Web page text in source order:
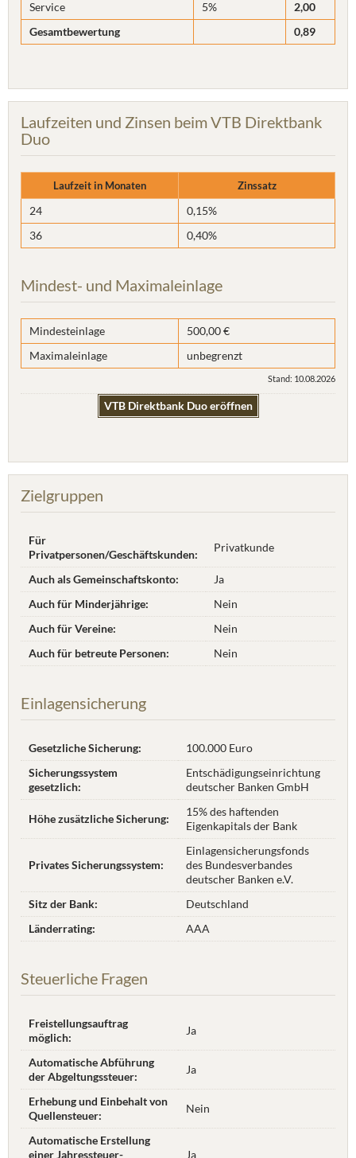
Service
5%
2,00
Gesamtbewertung
0,89
Laufzeiten und Zinsen beim VTB Direktbank
Duo
Laufzeit in Monaten Zinssatz
24
0,15%
36
0,40%
Mindest- und Maximaleinlage
Mindesteinlage
500,00 €
Maximaleinlage
unbegrenzt
Stand: 10.08.2026
VTB Direktbank Duo eröffnen
Zielgruppen
Für
Privatpersonen/Geschäftskunden:
Privatkunde
Auch als Gemeinschaftskonto:
Ja
Auch für Minderjährige:
Nein
Auch für Vereine:
Nein
Auch für betreute Personen:
Nein
Einlagensicherung
Gesetzliche Sicherung:
100.000 Euro
Sicherungssystem
gesetzlich:
Entschädigungseinrichtung
deutscher Banken GmbH
Höhe zusätzliche Sicherung:
15% des haftenden
Eigenkapitals der Bank
Privates Sicherungssystem:
Einlagensicherungsfonds
des Bundesverbandes
deutscher Banken e.V.
Sitz der Bank:
Deutschland
Länderrating:
AAA
Steuerliche Fragen
Freistellungsauftrag
möglich:
Ja
Automatische Abführung
der Abgeltungssteuer:
Ja
Erhebung und Einbehalt von
Quellensteuer:
Nein
Automatische Erstellung
einer Jahres­steuer­
Ja